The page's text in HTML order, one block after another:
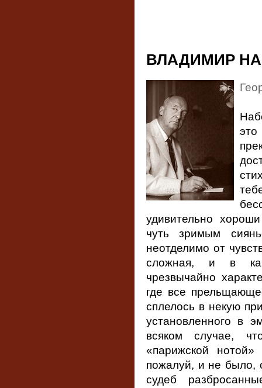
ВЛАДИМИР
удивительно
чуть зримым
неотделимо от
сложная, и в
чрезвычайно
где все
сплелось в некую
установленного в
всяком случае,
«парижской
пожалуй, и не было,
судеб